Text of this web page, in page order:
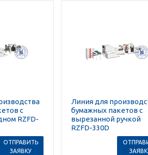
с
RZFD-
ОТПРАВИТЬ
ЗАЯВКУ
Линия для
бумажных пакетов с
вырезанной ручкой
RZFD-330D